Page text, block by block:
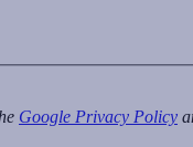
Google Privacy Policy